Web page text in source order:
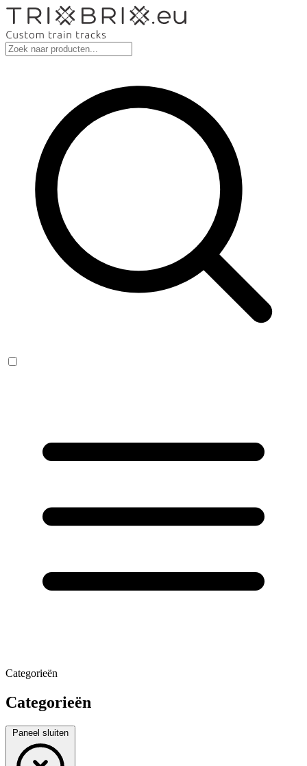
Categorieën
Categorieën
Paneel sluiten